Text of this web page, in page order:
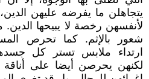
يتجاهلن ما يفرضه عليهن
لأنفسهن رخصة لا يبيحها
شعور بالإثم. كما تحرص
ارتداء ملابس تستر كل
لكنهن يحرصن أيضا على أناقة